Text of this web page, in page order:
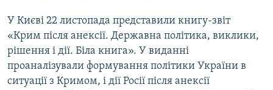
У Києві 22 листопада представили книгу-звіт
«Крим після анексії. Державна політика, виклики,
рішення і дії. Біла книга». У виданні
проаналізували формування політики України в
ситуації з Кримом, і дії Росії після анексії